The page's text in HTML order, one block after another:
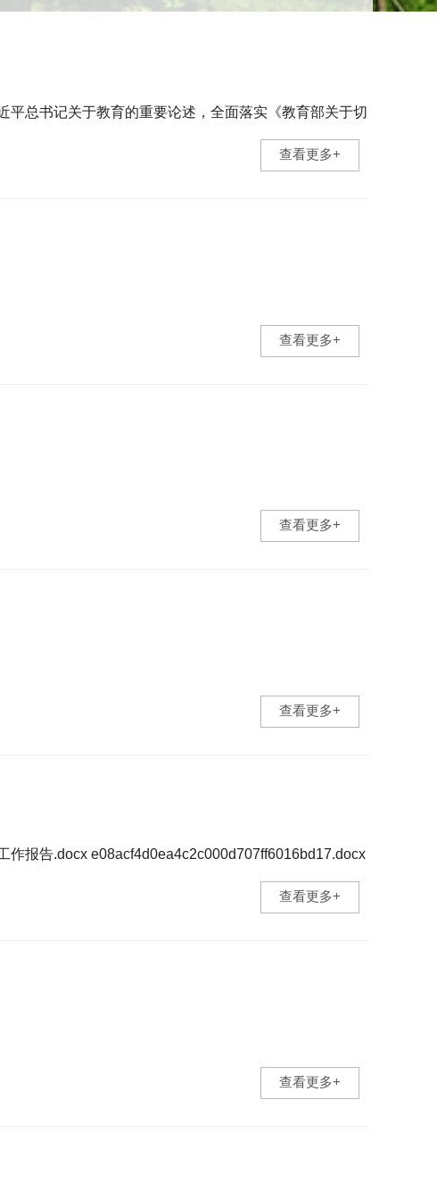
总书记关于教育的重要论述，全面落实《教育部关于切
查看更多+
查看更多+
查看更多+
依照20...
查看更多+
作报告.docx e08acf4d0ea4c2c000d707ff6016bd17.docx
查看更多+
查看更多+